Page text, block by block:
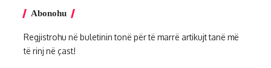
Abonohu
Regjistrohu në buletinin tonë për të marrë artikujt tanë më
të rinj në çast!